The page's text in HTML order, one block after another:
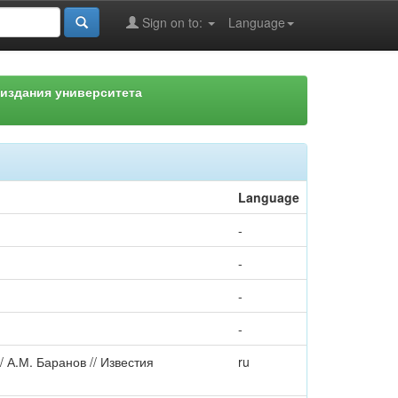
Language
Sign on to:
университета
Language
-
-
-
-
А.М. Баранов // Известия
ru